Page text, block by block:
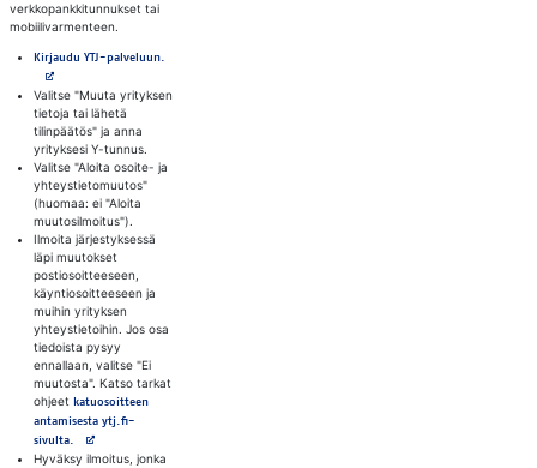
verkkopankkitunnukset tai
mobiilivarmenteen.
Kirjaudu YTJ-palveluun.
Valitse "Muuta yrityksen
tietoja tai lähetä
tilinpäätös" ja anna
yrityksesi Y-tunnus.
Valitse "Aloita osoite- ja
yhteystietomuutos"
(huomaa: ei "Aloita
muutosilmoitus").
Ilmoita järjestyksessä
läpi muutokset
postiosoitteeseen,
käyntiosoitteeseen ja
muihin yrityksen
yhteystietoihin. Jos osa
tiedoista pysyy
ennallaan, valitse "Ei
muutosta". Katso tarkat
ohjeet katuosoitteen
antamisesta ytj.fi-
sivulta. Avautuu uuteen välilehteen
Hyväksy ilmoitus, jonka